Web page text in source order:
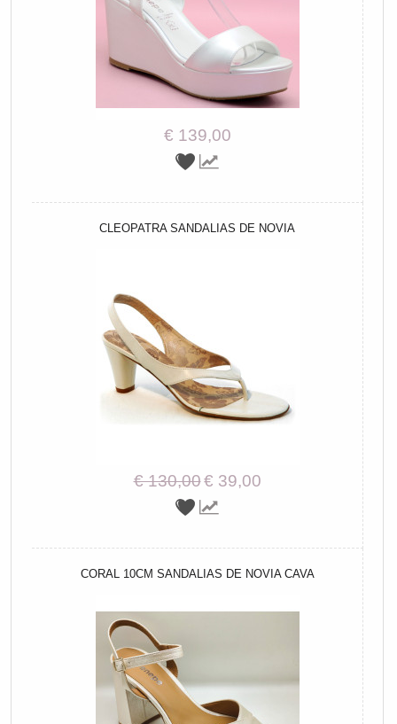
€ 139,00
CLEOPATRA SANDALIAS DE NOVIA
€ 130,00€ 39,00
CORAL 10CM SANDALIAS DE NOVIA CAVA